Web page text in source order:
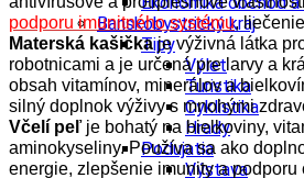
Banskobystrický kraj
Tipy
Výlet
Turistika
Cyklistika
Hrady
Podujatia
Výstava
podporu imunitného systému,
Materská kašičkaje výživná látka
robotnicami a je určená pre larvy a
obsah vitamínov, minerálov a
silný doplnok výživy s mnohými
Včelí peľje bohatý na bielkoviny,
aminokyseliny. Používa sa ako
energie, zlepšenie imunity a podporu